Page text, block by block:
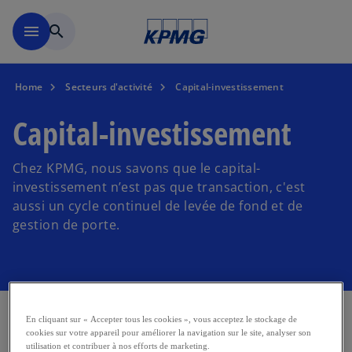
menu search
Home Secteurs d'activité Capital-investissement
Capital-investissement
Chez KPMG, nous savons que le capital-
investissement n’est pas que transaction, c'est
aussi un cycle continuel de levée de fond et de
gestion de porte.
Le secteur mondial du capital-investissement fait
En cliquant sur « Accepter tous les cookies », vous acceptez le stockage de
cookies sur votre appareil pour améliorer la navigation sur le site, analyser son
utilisation et contribuer à nos efforts de marketing.